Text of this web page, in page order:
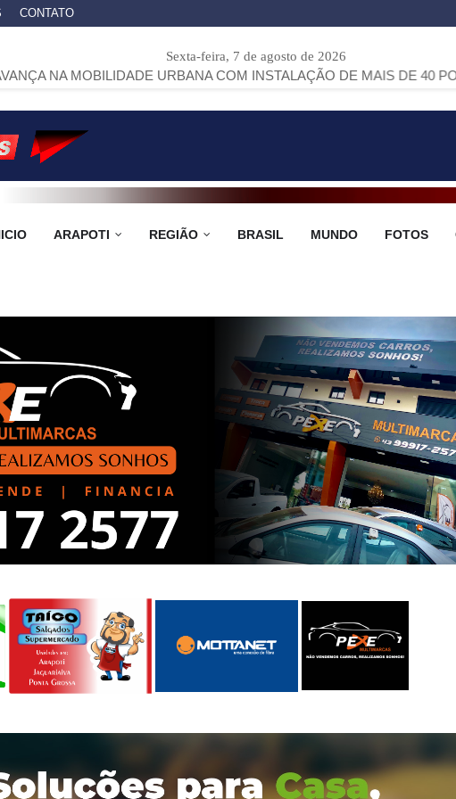
CONTATO
Sexta-feira, 7 de agosto de 2026
URBANA COM INSTALAÇÃO DE MAIS DE 40 PONTOS DE
ARAPOTI REGIÃO BRASIL MUNDO FOTOS